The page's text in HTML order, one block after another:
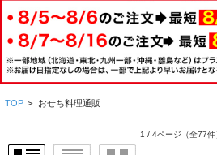
TOP > おせち料理通販
1 / 4ページ （全77件